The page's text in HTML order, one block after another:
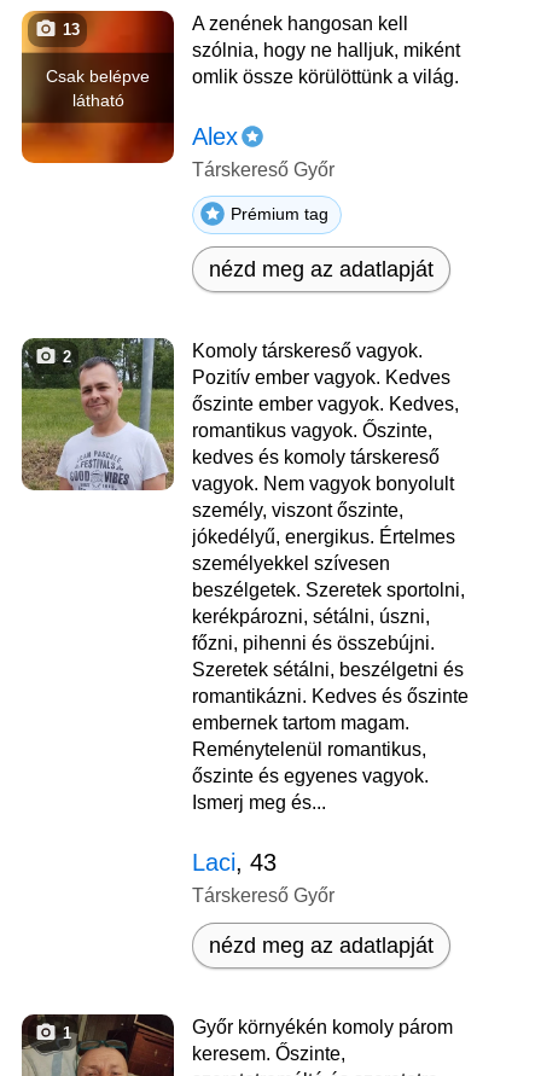
Csak belépve
látható
13
A zenének hangosan kell
szólnia, hogy ne halljuk, miként
omlik össze körülöttünk a világ.
Alex
Társkereső Győr
Prémium tag
nézd meg az adatlapját
2
Komoly társkereső vagyok.
Pozitív ember vagyok. Kedves
őszinte ember vagyok. Kedves,
romantikus vagyok. Őszinte,
kedves és komoly társkereső
vagyok. Nem vagyok bonyolult
személy, viszont őszinte,
jókedélyű, energikus. Értelmes
személyekkel szívesen
beszélgetek. Szeretek sportolni,
kerékpározni, sétálni, úszni,
főzni, pihenni és összebújni.
Szeretek sétálni, beszélgetni és
romantikázni. Kedves és őszinte
embernek tartom magam.
Reménytelenül romantikus,
őszinte és egyenes vagyok.
Ismerj meg és...
Laci, 43
Társkereső Győr
nézd meg az adatlapját
1
Győr környékén komoly párom
keresem. Őszinte,